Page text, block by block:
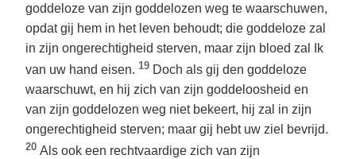
goddeloze van zijn goddelozen weg te waarschuwen,
opdat gij hem in het leven behoudt; die goddeloze zal
in zijn ongerechtigheid sterven, maar zijn bloed zal Ik
van uw hand eisen. 19 Doch als gij den goddeloze
waarschuwt, en hij zich van zijn goddeloosheid en
van zijn goddelozen weg niet bekeert, hij zal in zijn
ongerechtigheid sterven; maar gij hebt uw ziel bevrijd.
20 Als ook een rechtvaardige zich van zijn